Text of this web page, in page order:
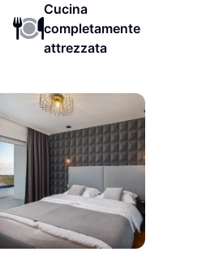
Cucina
completamente
attrezzata